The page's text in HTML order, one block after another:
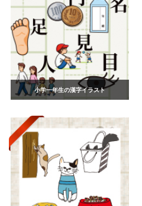
小学一年生の漢字イラスト